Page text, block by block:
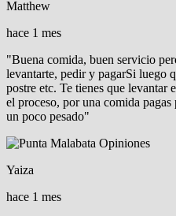
Matthew
hace 1 mes
"Buena comida, buen servicio
levantarte, pedir y pagarSi luego
postre etc. Te tienes que levantar
el proceso, por una comida pagas
un poco pesado"
Yaiza
hace 1 mes